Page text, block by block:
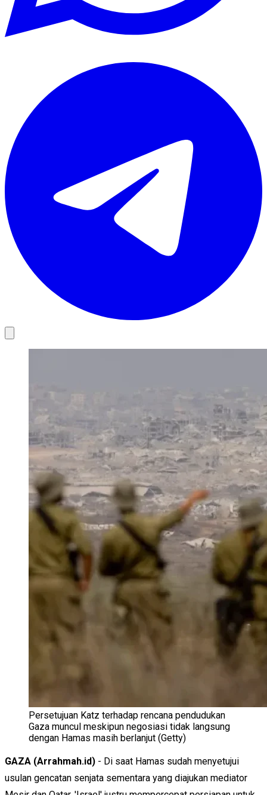
Persetujuan Katz terhadap rencana pendudukan
Gaza muncul meskipun negosiasi tidak langsung
dengan Hamas masih berlanjut (Getty)
GAZA (Arrahmah.id) - Di saat Hamas sudah menyetujui
usulan gencatan senjata sementara yang diajukan mediator